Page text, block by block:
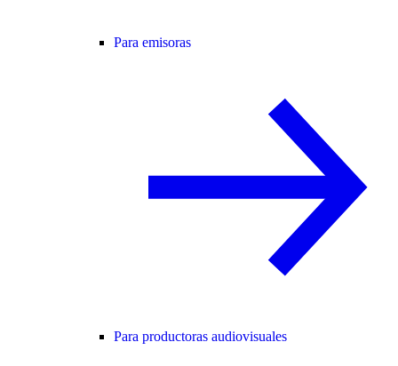
Para emisoras
Para productoras audiovisuales